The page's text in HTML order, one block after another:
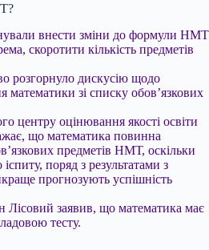
внести зміни до формули НМТ
скоротити кількість предметів
розгорнуло дискусію щодо
математики зі списку обов’язкових
центру оцінювання якості освіти
що математика повинна
предметів НМТ, оскільки
поряд з результатами з
прогнозують успішність
заявив, що математика має
тесту.